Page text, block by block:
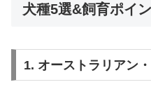
犬種5選&飼育ポイ
1. オーストラリアン